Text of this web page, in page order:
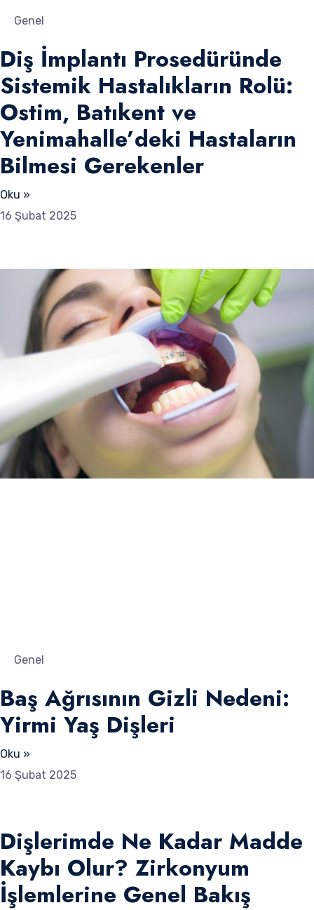
Genel
Diş İmplantı Prosedüründe
Sistemik Hastalıkların Rolü:
Ostim, Batıkent ve
Yenimahalle’deki Hastaların
Bilmesi Gerekenler
Oku »
16 Şubat 2025
Genel
Baş Ağrısının Gizli Nedeni:
Yirmi Yaş Dişleri
Oku »
16 Şubat 2025
Dişlerimde Ne Kadar Madde
Kaybı Olur? Zirkonyum
İşlemlerine Genel Bakış